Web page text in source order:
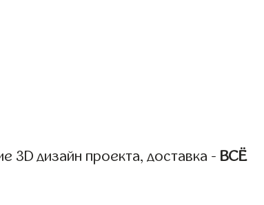
3D дизайн проекта, доставка - ВСЁ